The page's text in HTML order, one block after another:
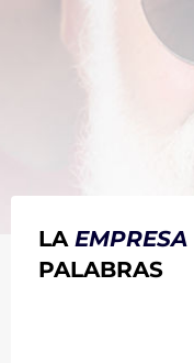
LA EMPRESA
PALABRAS